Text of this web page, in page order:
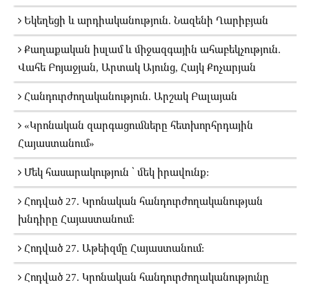
Եկեղեցի և արդիականություն. Նազենի Ղարիբյան
Քաղաքական իսլամ և միջազգային ահաբեկչություն.
Վահե Բոյաջյան, Արտակ Այունց, Հայկ Քոչարյան
Հանդուրժողականություն. Արշակ Բալայան
«Կրոնական զարգացումները հետխորհրդային
Հայաստանում»
Մեկ հասարակություն ՝ մեկ իրավունք:
Հոդված 27. Կրոնական հանդուրժողականության
խնդիրը Հայաստանում:
Հոդված 27. Աթեիզմը Հայաստանում:
Հոդված 27. Կրոնական հանդուրժողականությունը